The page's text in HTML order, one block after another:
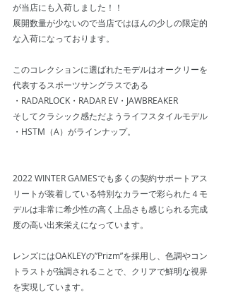
が当店にも入荷しました！！
展開数量が少ないので当店ではほんの少しの限定的
な入荷になっております。
このコレクションに選ばれたモデルはオークリーを
代表するスポーツサングラスである
・RADARLOCK・RADAR EV・JAWBREAKER
そしてクラシック感ただようライフスタイルモデル
・HSTM（A）がラインナップ。
2022 WINTER GAMESでも多くの契約サポートアス
リートが装着している特別なカラーで彩られた４モ
デルは非常に希少性の高く上品さも感じられる完成
度の高い出来栄えになっています。
レンズにはOAKLEYの”Prizm”を採用し、色調やコン
トラストが強調されることで、クリアで鮮明な視界
を実現しています。